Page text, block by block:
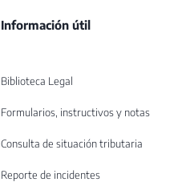
Información útil
Biblioteca Legal
Formularios, instructivos y notas
Consulta de situación tributaria
Reporte de incidentes